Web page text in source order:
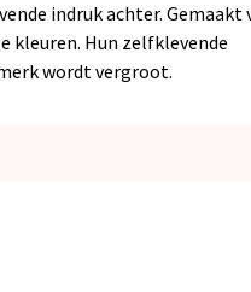
indruk achter. Gemaakt
kleuren. Hun zelfklevende
wordt vergroot.